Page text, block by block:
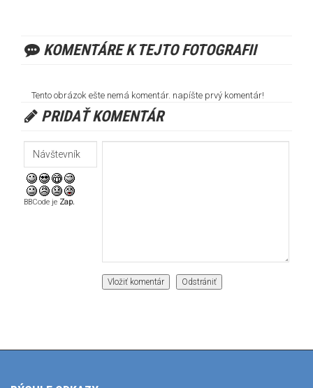
KOMENTÁRE K TEJTO FOTOGRAFII
Tento obrázok ešte nemá komentár. napíšte prvý komentár!
PRIDAŤ KOMENTÁR
BBCode je Zap.